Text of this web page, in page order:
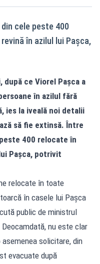
cele peste 400
în azilul lui Pașca,
după ce Viorel Pașca a
în azilul fără
ies la iveală noi detalii
să fie extinsă. Între
400 relocate în
Pașca, potrivit
relocate în toate
în casele lui Pașca
public de ministrul
nu este clar
solicitare, din
evacuate după